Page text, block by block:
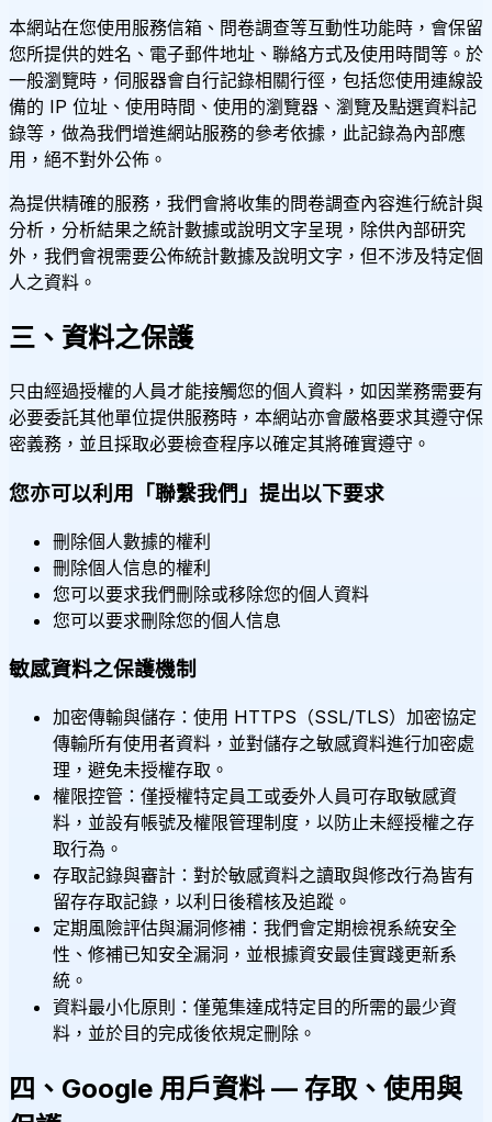
本網站在您使用服務信箱、問卷調查等互動性功能時，會保留
您所提供的姓名、電子郵件地址、聯絡方式及使用時間等。於
一般瀏覽時，伺服器會自行記錄相關行徑，包括您使用連線設
備的 IP 位址、使用時間、使用的瀏覽器、瀏覽及點選資料記
錄等，做為我們增進網站服務的參考依據，此記錄為內部應
用，絕不對外公佈。
為提供精確的服務，我們會將收集的問卷調查內容進行統計與
分析，分析結果之統計數據或說明文字呈現，除供內部研究
外，我們會視需要公佈統計數據及說明文字，但不涉及特定個
人之資料。
三、資料之保護
只由經過授權的人員才能接觸您的個人資料，如因業務需要有
必要委託其他單位提供服務時，本網站亦會嚴格要求其遵守保
密義務，並且採取必要檢查程序以確定其將確實遵守。
您亦可以利用「聯繫我們」提出以下要求
刪除個人數據的權利
刪除個人信息的權利
您可以要求我們刪除或移除您的個人資料
您可以要求刪除您的個人信息
敏感資料之保護機制
加密傳輸與儲存：使用 HTTPS（SSL/TLS）加密協定
傳輸所有使用者資料，並對儲存之敏感資料進行加密處
理，避免未授權存取。
權限控管：僅授權特定員工或委外人員可存取敏感資
料，並設有帳號及權限管理制度，以防止未經授權之存
取行為。
存取記錄與審計：對於敏感資料之讀取與修改行為皆有
留存存取記錄，以利日後稽核及追蹤。
定期風險評估與漏洞修補：我們會定期檢視系統安全
性、修補已知安全漏洞，並根據資安最佳實踐更新系
統。
資料最小化原則：僅蒐集達成特定目的所需的最少資
料，並於目的完成後依規定刪除。
四、Google 用戶資料 — 存取、使用與